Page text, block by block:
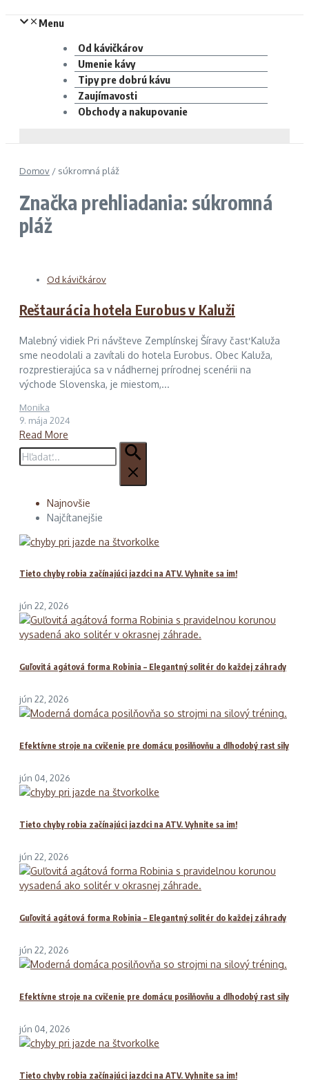
Menu
Od kávičkárov
Umenie kávy
Tipy pre dobrú kávu
Zaujímavosti
Obchody a nakupovanie
Domov / súkromná pláž
Značka prehliadania: súkromná
pláž
Od kávičkárov
Reštaurácia hotela Eurobus v Kaluži
Malebný vidiek Pri návšteve Zemplínskej Šíravy časť Kaluža
sme neodolali a zavítali do hotela Eurobus. Obec Kaluža,
rozprestierajúca sa v nádhernej prírodnej scenérii na
východe Slovenska, je miestom,...
Monika
9. mája 2024
Read More
Hľadať:
Najnovšie
Najčítanejšie
Tieto chyby robia začínajúci jazdci na ATV. Vyhnite sa im!
jún 22, 2026
Guľovitá agátová forma Robinia – Elegantný solitér do každej záhrady
jún 22, 2026
Efektívne stroje na cvičenie pre domácu posilňovňu a dlhodobý rast sily
jún 04, 2026
Tieto chyby robia začínajúci jazdci na ATV. Vyhnite sa im!
jún 22, 2026
Guľovitá agátová forma Robinia – Elegantný solitér do každej záhrady
jún 22, 2026
Efektívne stroje na cvičenie pre domácu posilňovňu a dlhodobý rast sily
jún 04, 2026
Tieto chyby robia začínajúci jazdci na ATV. Vyhnite sa im!